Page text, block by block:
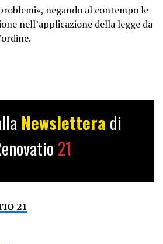
negando al contempo le
nell’applicazione della legge da
Newslettera di
21
21